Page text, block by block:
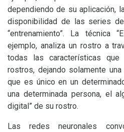
dependiendo de su aplicación,
disponibilidad de las series
“entrenamiento”. La técnica
ejemplo, analiza un rostro a
todas las características
rostros, dejando solamente
que es único en un
una determinada persona, el
digital” de su rostro.
Las redes neuronales